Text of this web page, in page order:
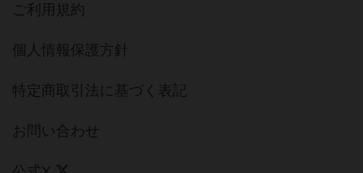
ご利用規約
個人情報保護方針
特定商取引法に基づく表記
お問い合わせ